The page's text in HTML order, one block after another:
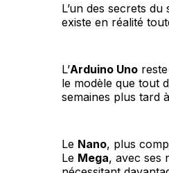
L’un des secrets
existe en réalité
L’Arduino Uno
le modèle que tout
semaines plus tard
Le Nano, plus
Le Mega, avec ses